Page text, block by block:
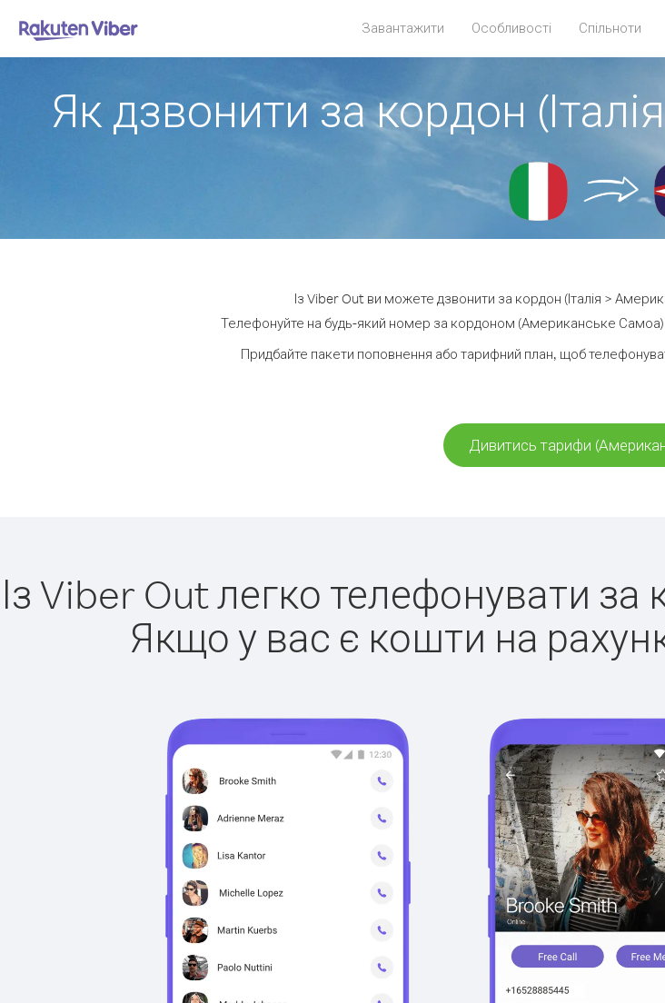
Завантажити Особливості Спільноти
Як дзвонити за кордон
Із Viber Out ви можете дзвонити за кордон (Італія >
Телефонуйте на будь-який номер за кордоном (Американське Самоа)
Придбайте пакети поповнення або тарифний план, щоб
Дивитись тарифи
Із Viber Out легко телефонувати
Якщо у вас є кошти на